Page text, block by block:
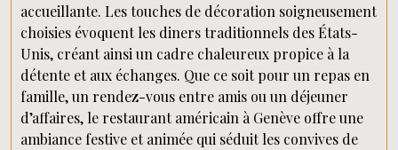
accueillante. Les touches de décoration soigneusement
choisies évoquent les diners traditionnels des États-
Unis, créant ainsi un cadre chaleureux propice à la
détente et aux échanges. Que ce soit pour un repas en
famille, un rendez-vous entre amis ou un déjeuner
d’affaires, le restaurant américain à Genève offre une
ambiance festive et animée qui séduit les convives de